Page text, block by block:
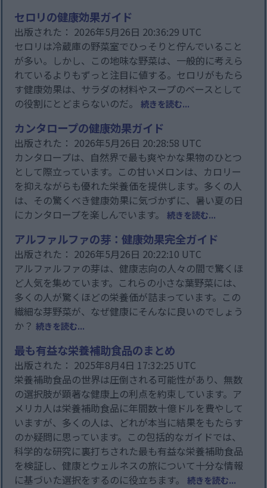
セロリの健康効果ガイド
出版された： 2026年5月26日 20:36:29 UTC
セロリは冷蔵庫の野菜室でひっそりと佇んでいること
が多い。しかし、この地味な野菜は、一般的に考えら
れているよりもずっと注目に値する。セロリがもたら
す健康効果は、サラダの材料やスープのベースとして
の役割にとどまらないのだ。続きを読む...
カンタロープの健康効果ガイド
出版された： 2026年5月26日 20:28:58 UTC
カンタロープは、自然界で最も爽やかな果物のひとつ
として際立っています。この甘いメロンは、カロリー
を抑えながらも優れた栄養価を提供します。多くの人
は、その驚くべき健康効果に気づかずに、暑い夏の日
にカンタロープを楽しんでいます。続きを読む...
アルファルファの芽：健康効果完全ガイド
出版された： 2026年5月26日 20:22:10 UTC
アルファルファの芽は、健康志向の人々の間で驚くほ
ど人気を集めています。これらの小さな葉野菜には、
多くの人が驚くほどの栄養価が詰まっています。この
繊細な芽野菜が、なぜ健康にそんなに良いのでしょう
か？続きを読む...
最も有益な栄養補助食品のまとめ
出版された： 2025年8月4日 17:32:25 UTC
栄養補助食品の世界は圧倒される可能性があり、無数
の選択肢が顕著な健康上の利点を約束しています。ア
メリカ人は栄養補助食品に年間数十億ドルを費やして
いますが、多くの人は、どれが本当に結果をもたらす
のか疑問に思っています。この包括的なガイドでは、
科学的な研究に裏打ちされた最も有益な栄養補助食品
を検証し、健康とウェルネスの旅について十分な情報
に基づいた選択をするのに役立ちます。続きを読む...